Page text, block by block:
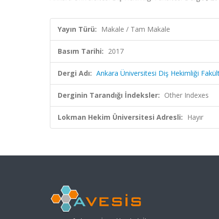
Yayın Türü: Makale / Tam Makale
Basım Tarihi: 2017
Dergi Adı: Ankara Üniversitesi Diş Hekimliği
Derginin Tarandığı İndeksler: Other Indexes
Lokman Hekim Üniversitesi Adresli: Hayır